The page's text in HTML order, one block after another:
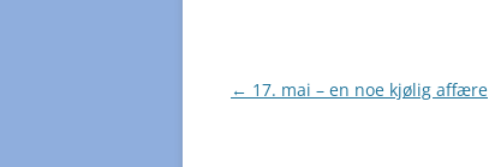
Innleggsnavigasjon
← 17. mai – en noe kjølig affære